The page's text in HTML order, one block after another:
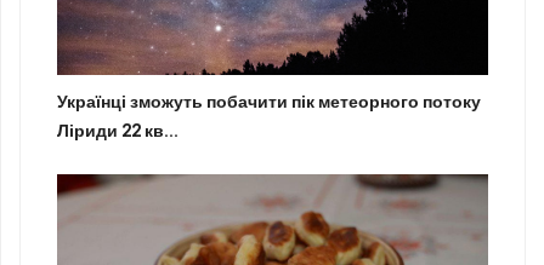
Українці зможуть побачити пік метеорного потоку
Ліриди 22 кв...